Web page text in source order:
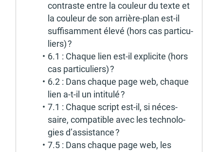
contraste entre la couleur du texte et
la couleur de son arrière-plan est-il
suffi­sam­ment élevé (hors cas parti­cu­
liers) ?
6.1 : Chaque lien est-il expli­cite (hors
cas parti­cu­liers) ?
6.2 : Dans chaque page web, chaque
lien a-t-il un inti­tulé ?
7.1 : Chaque script est-il, si néces­
saire, compa­tible avec les tech­no­lo­
gies d’as­sis­tance ?
7.5 : Dans chaque page web, les